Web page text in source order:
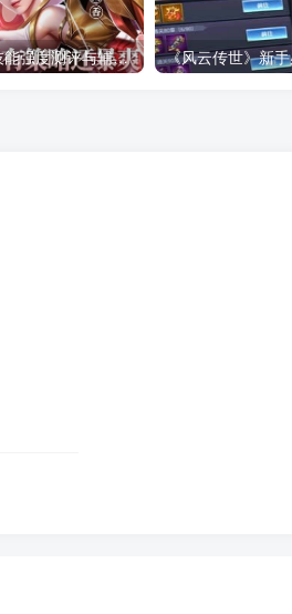
奥拉星夜兰技能强度测评与辅助流阵容搭配_玩法心得